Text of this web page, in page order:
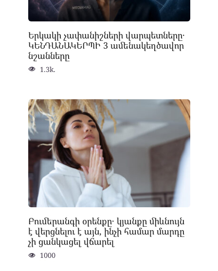
Երկակի չափանիշների վարպետները․
ԿԵՆԴԱՆԱԿԵՐՊԻ 3 ամենակեղծավոր
նշանները
1.3k.
Բումերանգի օրենքը․ կյանքը միևնույն
է վերցնելու է այն, ինչի համար մարդը
չի ցանկացել վճարել
1000